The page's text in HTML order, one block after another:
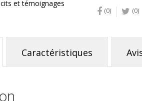
et témoignages
(0) (0)
Caractéristiques